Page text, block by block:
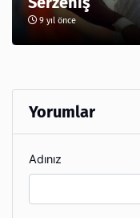
9 yıl önce
Yorumlar
Adınız